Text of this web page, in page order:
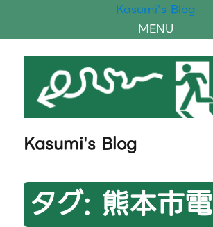
Kasumi's Blog
MENU
Kasumi's Blog
タグ: 熊本市電